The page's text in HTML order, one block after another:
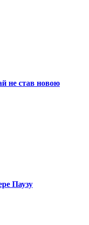
не став новою
Паузу